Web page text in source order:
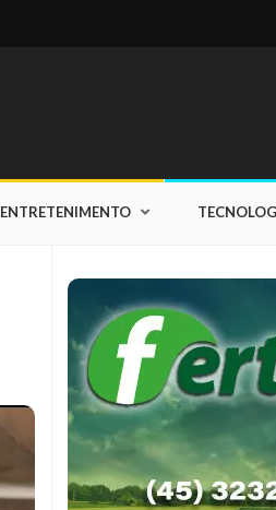
ENTRETENIMENTO